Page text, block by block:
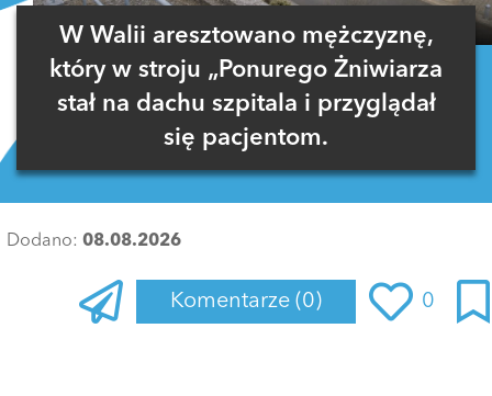
W Walii aresztowano mężczyznę,
który w stroju „Ponurego Żniwiarza
stał na dachu szpitala i przyglądał
się pacjentom.
Dodano: 08.08.2026
Komentarze (0) 0